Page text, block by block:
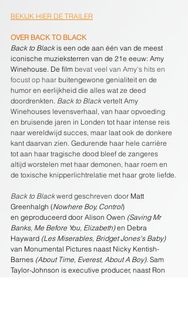
BEKIJK HIER DE TRAILER
OVER BACK TO BLACK
Back to Black is een ode aan één van de meest
iconische muzieksterren van de 21e eeuw: Amy
Winehouse. De film bevat veel van Amy's hits en
focust op haar buitengewone genialiteit en de
humor en eerlijkheid die alles wat ze deed
doordrenkten. Back to Black vertelt Amy
Winehouses levensverhaal, van haar opvoeding
en bruisende jaren in Londen tot haar intense reis
naar wereldwijd succes, maar laat ook de donkere
kant daarvan zien. Gedurende haar hele carrière
tot aan haar tragische dood bleef de zangeres
altijd worstelen met haar demonen, haar roem en
de toxische knipperlichtrelatie met haar grote liefde.
Back to Black werd geschreven door Matt
Greenhalgh (Nowhere Boy, Control)
en geproduceerd door Alison Owen (Saving Mr
Banks, Me Before You, Elizabeth) en Debra
Hayward (Les Miserables, Bridget Jones's Baby)
van Monumental Pictures naast Nicky Kentish-
Barnes (About Time, Everest, About A Boy). Sam
Taylor-Johnson is executive producer, naast Ron